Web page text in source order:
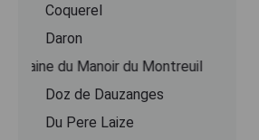
Coquerel
Daron
Domaine du Manoir du Montreuil
Doz de Dauzanges
Du Pere Laize